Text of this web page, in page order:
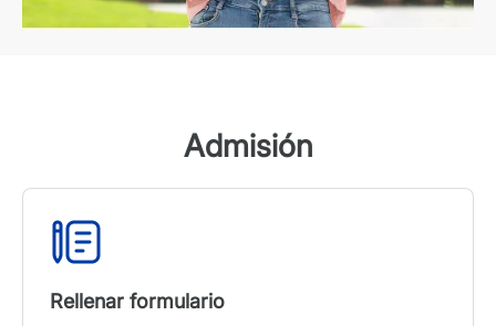
Admisión
Rellenar formulario